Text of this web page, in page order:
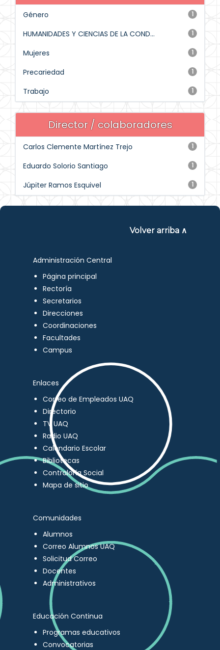
1
Género
1
HUMANIDADES Y CIENCIAS DE LA COND...
1
Mujeres
1
Precariedad
1
Trabajo
Director / colaboradores
1
Carlos Clemente Martínez Trejo
1
Eduardo Solorio Santiago
1
Júpiter Ramos Esquivel
Volver arriba ∧
Administración Central
Página principal
Rectoría
Secretarios
Direcciones
Coordinaciones
Facultades
Campus
Enlaces
Correo de Empleados UAQ
Directorio
TV UAQ
Radio UAQ
Calendario Escolar
Bibliotecas
Contraloría Social
Mapa de sitio
Comunidades
Alumnos
Correo Alumnos UAQ
Solicitud Correo
Docentes
Administrativos
Educación Continua
Programas educativos
Convocatorias